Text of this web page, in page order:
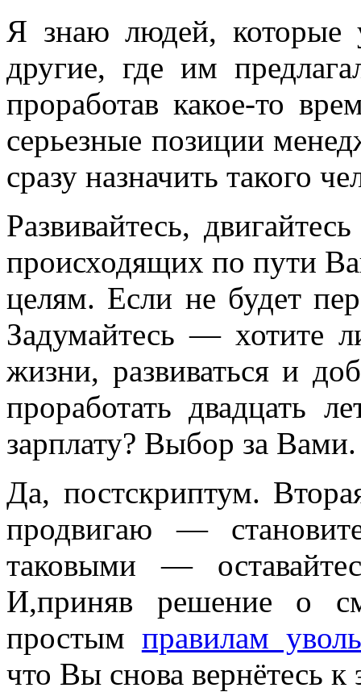
Я знаю людей, которые
другие, где им
проработав какое-то
серьезные позиции
сразу назначить такого
Развивайтесь,
происходящих по пути
целям. Если не будет
Задумайтесь — хотите
жизни, развиваться и
проработать двадцать
зарплату? Выбор за Вами.
Да, постскриптум.
продвигаю —
таковыми —
И,приняв решение о
простым правилам
что Вы снова вернётесь к